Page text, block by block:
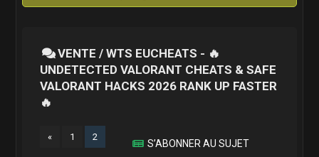
VENTE / WTS EUCHEATS - 🔥
UNDETECTED VALORANT CHEATS & SAFE
VALORANT HACKS 2026 RANK UP FASTER
🔥
« 1 2
S’ABONNER AU SUJET